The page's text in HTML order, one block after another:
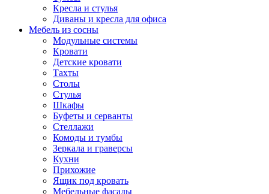
Кресла и стулья
Диваны и кресла для офиса
Мебель из сосны
Модульные системы
Кровати
Детские кровати
Тахты
Столы
Стулья
Шкафы
Буфеты и серванты
Стеллажи
Комоды и тумбы
Зеркала и граверсы
Кухни
Прихожие
Ящик под кровать
Мебельные фасады